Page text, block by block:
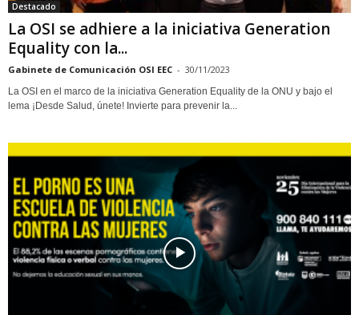
Destacado
La OSI se adhiere a la iniciativa Generation
Equality con la...
Gabinete de Comunicación OSI EEC - 30/11/2023
La OSI en el marco de la iniciativa Generation Equality de la ONU y bajo el
lema ¡Desde Salud, únete! Invierte para prevenir la...